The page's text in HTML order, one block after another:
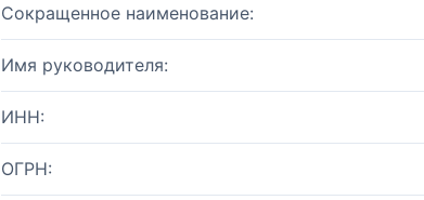
Сокращенное наименование:
Имя руководителя:
ИНН:
ОГРН: